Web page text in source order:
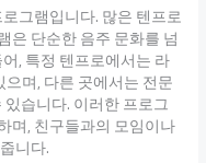
그램입니다. 많은 텐프로
은 단순한 음주 문화를 넘
, 특정 텐프로에서는 라
며, 다른 곳에서는 전문
습니다. 이러한 프로그
며, 친구들과의 모임이나
니다.